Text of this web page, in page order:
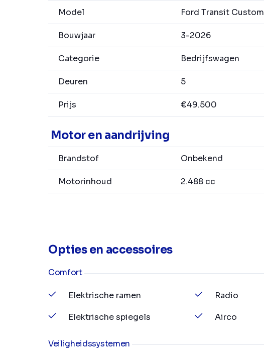
Model Ford Transit Custom
Bouwjaar 3-2026
Categorie Bedrijfswagen
Deuren 5
Prijs €49.500
Motor en aandrijving
Brandstof Onbekend
Motorinhoud 2.488 cc
Opties en accessoires
Comfort
Elektrische ramen
Elektrische spiegels
Radio
Airco
Veiligheidssystemen